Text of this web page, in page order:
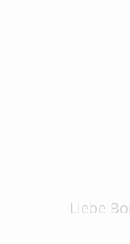
Liebe